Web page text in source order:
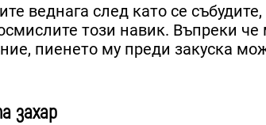
веднага след като се
този навик. Въпреки че
пиенето му преди закуска
захар